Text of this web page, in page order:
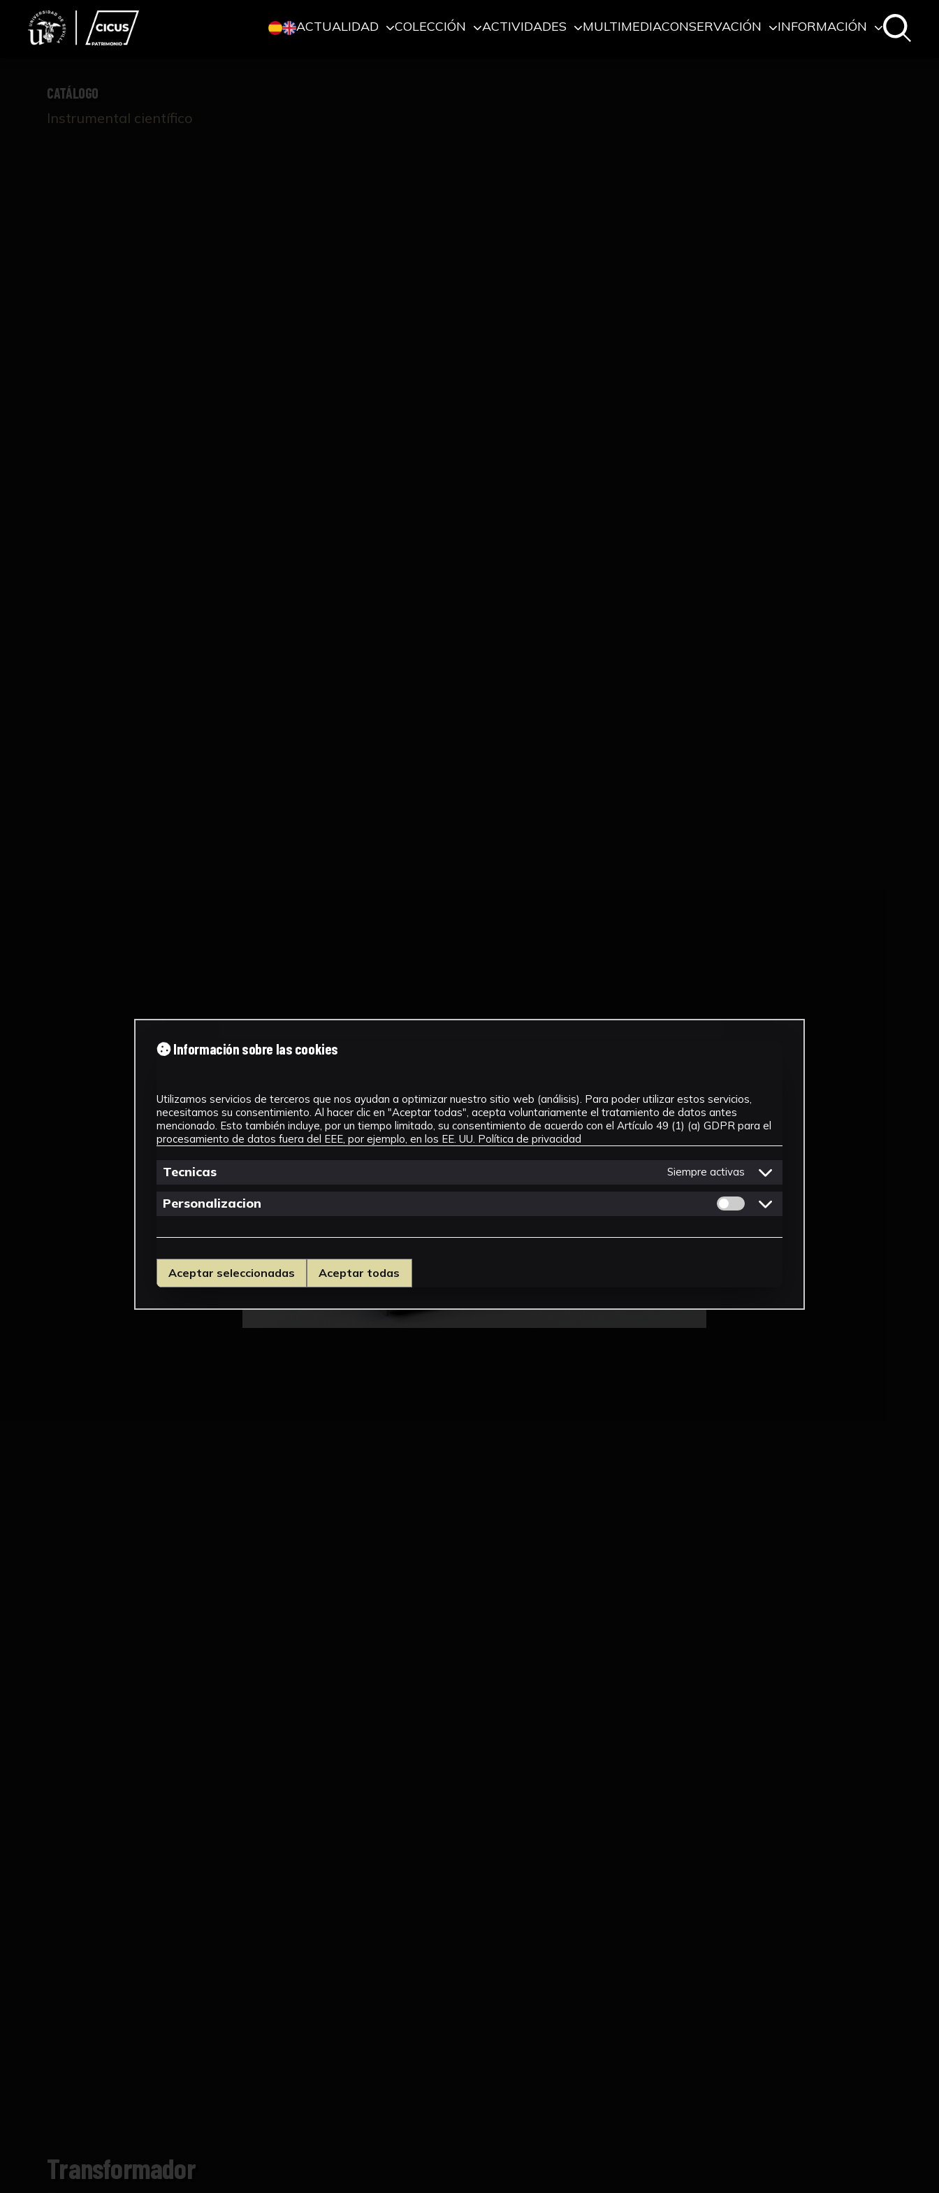
ACTUALIDAD COLECCIÓN ACTIVIDADES MULTIMEDIACONSERVACIÓN INFORMACIÓN
CATÁLOGO
Instrumental científico
Transformador
Información sobre las cookies
Utilizamos servicios de terceros que nos ayudan a optimizar nuestro sitio web (análisis). Para poder utilizar estos servicios,
necesitamos su consentimiento. Al hacer clic en "Aceptar todas", acepta voluntariamente el tratamiento de datos antes
mencionado. Esto también incluye, por un tiempo limitado, su consentimiento de acuerdo con el Artículo 49 (1) (a) GDPR para el
procesamiento de datos fuera del EEE, por ejemplo, en los EE. UU. Política de privacidad
Tecnicas Siempre activas
Personalizacion Permitir cookies de Personalizacion
Aceptar seleccionadas Aceptar todas